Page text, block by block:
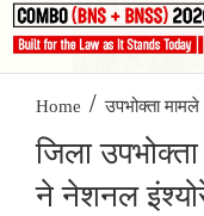
Home / उपभोक्ता मामले
जिला
ने नेशनल